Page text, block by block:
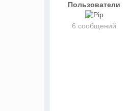
Пользователи
6 сообщений